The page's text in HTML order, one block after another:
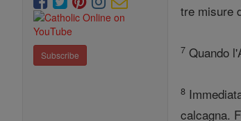
Subscribe
tre misure
7 Quando
8
calcagna.